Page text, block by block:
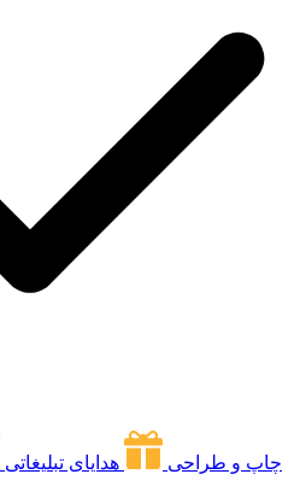
چاپ و طراحی هدایای تبلیغاتی